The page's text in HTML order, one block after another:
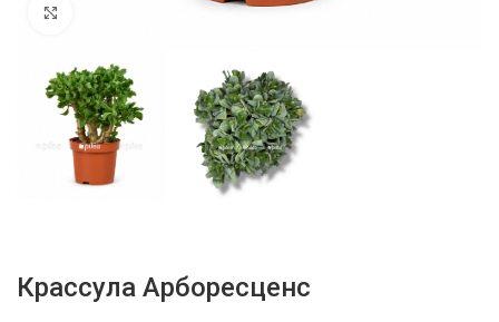
Нажмите, чтобы увеличить
Крассула Арборесценс